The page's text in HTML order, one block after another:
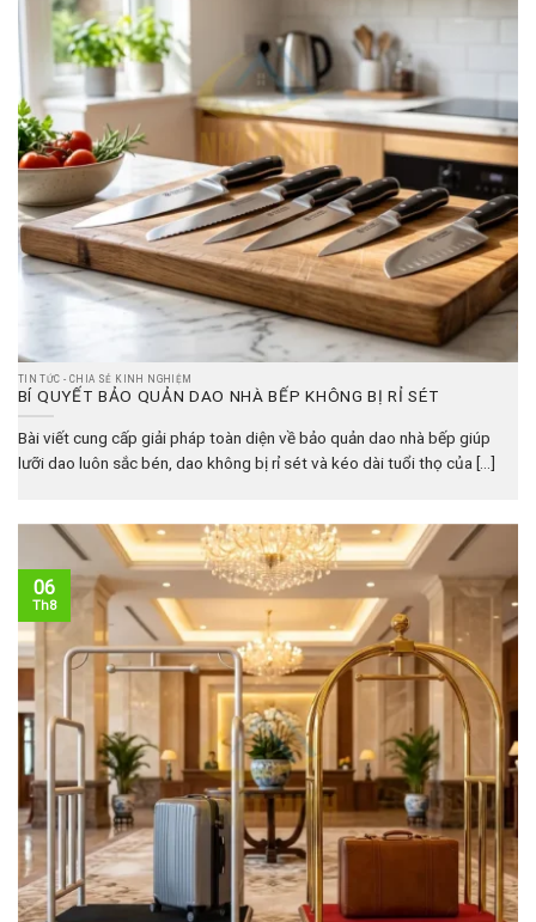
TIN TỨC - CHIA SẺ KINH NGHIỆM
BÍ QUYẾT BẢO QUẢN DAO NHÀ BẾP KHÔNG BỊ RỈ SÉT
Bài viết cung cấp giải pháp toàn diện về bảo quản dao nhà bếp giúp
lưỡi dao luôn sắc bén, dao không bị rỉ sét và kéo dài tuổi thọ của [...]
06
Th8